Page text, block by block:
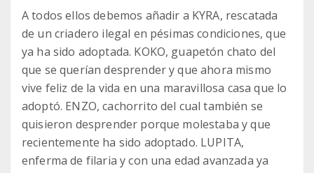
A todos ellos debemos añadir a KYRA, rescatada
de un criadero ilegal en pésimas condiciones, que
ya ha sido adoptada. KOKO, guapetón chato del
que se querían desprender y que ahora mismo
vive feliz de la vida en una maravillosa casa que lo
adoptó. ENZO, cachorrito del cual también se
quisieron desprender porque molestaba y que
recientemente ha sido adoptado. LUPITA,
enferma de filaria y con una edad avanzada ya